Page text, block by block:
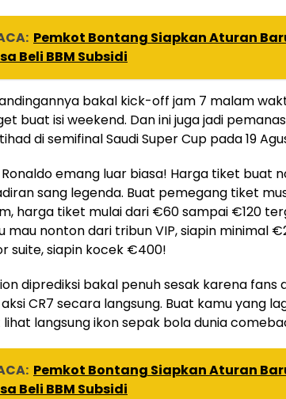
Pemkot Bontang Siapkan Aturan
Beli BBM Subsidi
bakal kick-off jam 7 malam
buat isi weekend. Dan ini juga jadi
di semifinal Saudi Super Cup pada 19
Ronaldo emang luar biasa! Harga tiket buat
sang legenda. Buat pemegang tiket
harga tiket mulai dari €60 sampai €120
mau nonton dari tribun VIP, siapin minimal
suite, siapin kocek €400!
diprediksi bakal penuh sesak karena fans
CR7 secara langsung. Buat kamu yang
langsung ikon sepak bola dunia
Pemkot Bontang Siapkan Aturan
Beli BBM Subsidi